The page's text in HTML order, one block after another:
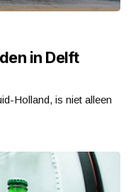
in Delft
Holland, is niet alleen